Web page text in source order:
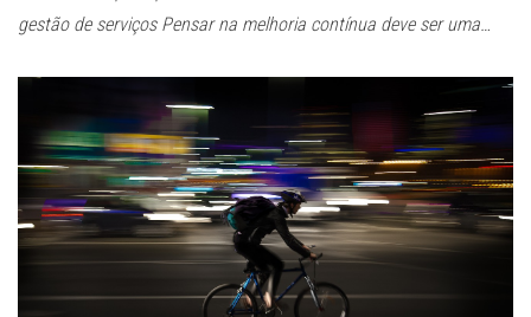
gestão de serviços Pensar na melhoria contínua deve ser uma…